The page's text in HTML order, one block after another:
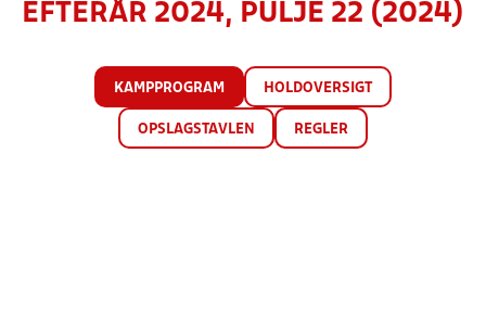
EFTERÅR 2024, PULJE 22 (2024)
KAMPPROGRAM HOLDOVERSIGT
OPSLAGSTAVLEN REGLER